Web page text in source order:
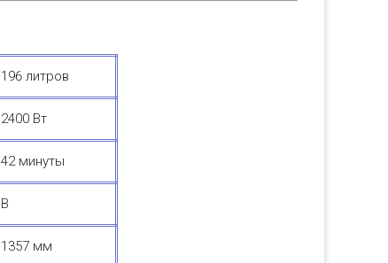
196 литров
2400 Вт
42 минуты
В
1357 мм